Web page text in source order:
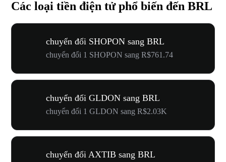
Các loại tiền điện tử phổ biến đến BRL
chuyển đổi SHOPON sang BRL
chuyển đổi 1 SHOPON sang R$761.74
chuyển đổi GLDON sang BRL
chuyển đổi 1 GLDON sang R$2.03K
chuyển đổi AXTIB sang BRL